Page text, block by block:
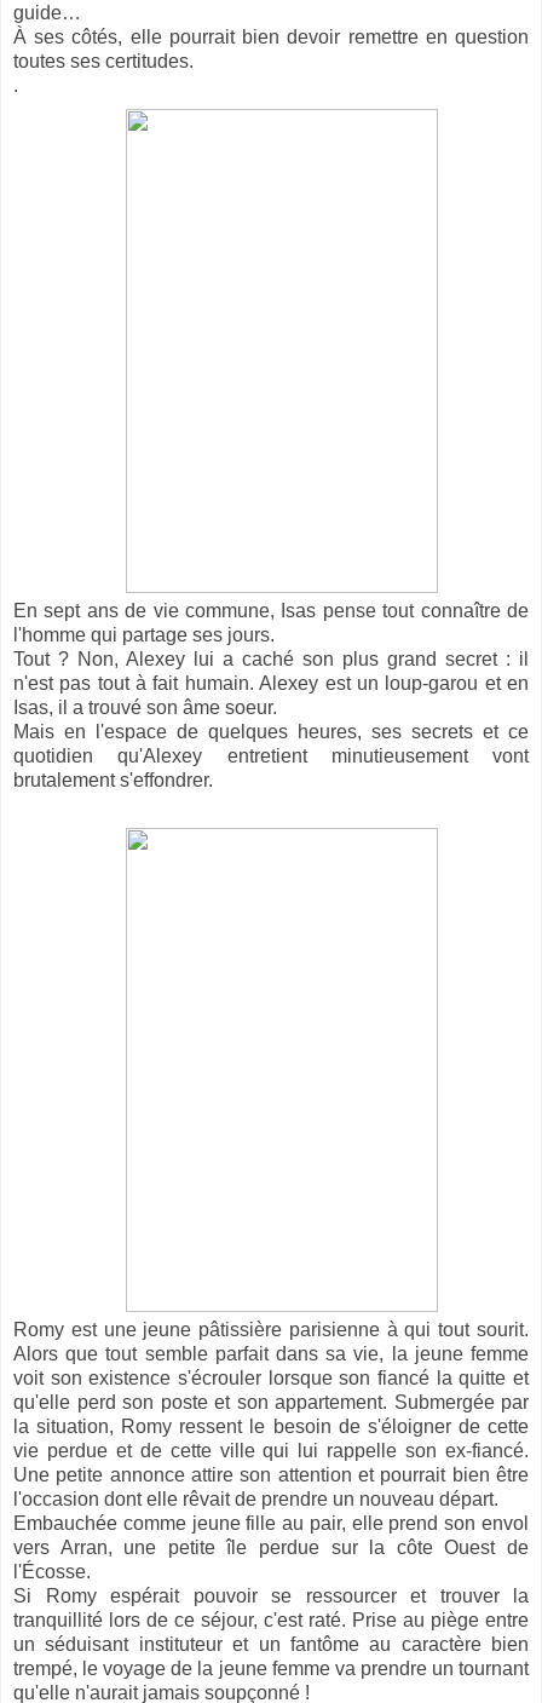
guide…
À ses côtés, elle pourrait bien devoir remettre en question
toutes ses certitudes.
.
En sept ans de vie commune, Isas pense tout connaître de
l'homme qui partage ses jours.
Tout ? Non, Alexey lui a caché son plus grand secret : il
n'est pas tout à fait humain. Alexey est un loup-garou et en
Isas, il a trouvé son âme soeur.
Mais en l'espace de quelques heures, ses secrets et ce
quotidien qu'Alexey entretient minutieusement vont
brutalement s'effondrer.
Romy est une jeune pâtissière parisienne à qui tout sourit.
Alors que tout semble parfait dans sa vie, la jeune femme
voit son existence s'écrouler lorsque son fiancé la quitte et
qu'elle perd son poste et son appartement. Submergée par
la situation, Romy ressent le besoin de s'éloigner de cette
vie perdue et de cette ville qui lui rappelle son ex-fiancé.
Une petite annonce attire son attention et pourrait bien être
l'occasion dont elle rêvait de prendre un nouveau départ.
Embauchée comme jeune fille au pair, elle prend son envol
vers Arran, une petite île perdue sur la côte Ouest de
l'Écosse.
Si Romy espérait pouvoir se ressourcer et trouver la
tranquillité lors de ce séjour, c'est raté. Prise au piège entre
un séduisant instituteur et un fantôme au caractère bien
trempé, le voyage de la jeune femme va prendre un tournant
qu'elle n'aurait jamais soupçonné !